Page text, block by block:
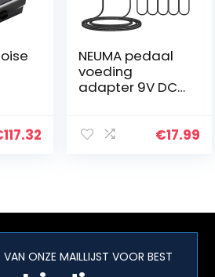
117.32
NEUMA pedaal
voeding
adapter 9V DC
weg Daisy Chain
€17.99
ONZE MAILLIJST VOOR BEST